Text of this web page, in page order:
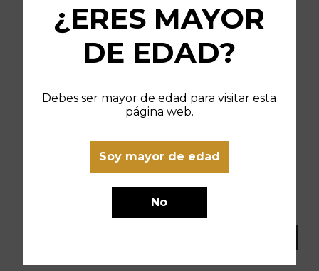
¿ERES MAYOR
DE EDAD?
Debes ser mayor de edad para visitar esta
página web.
Soy mayor de edad
No